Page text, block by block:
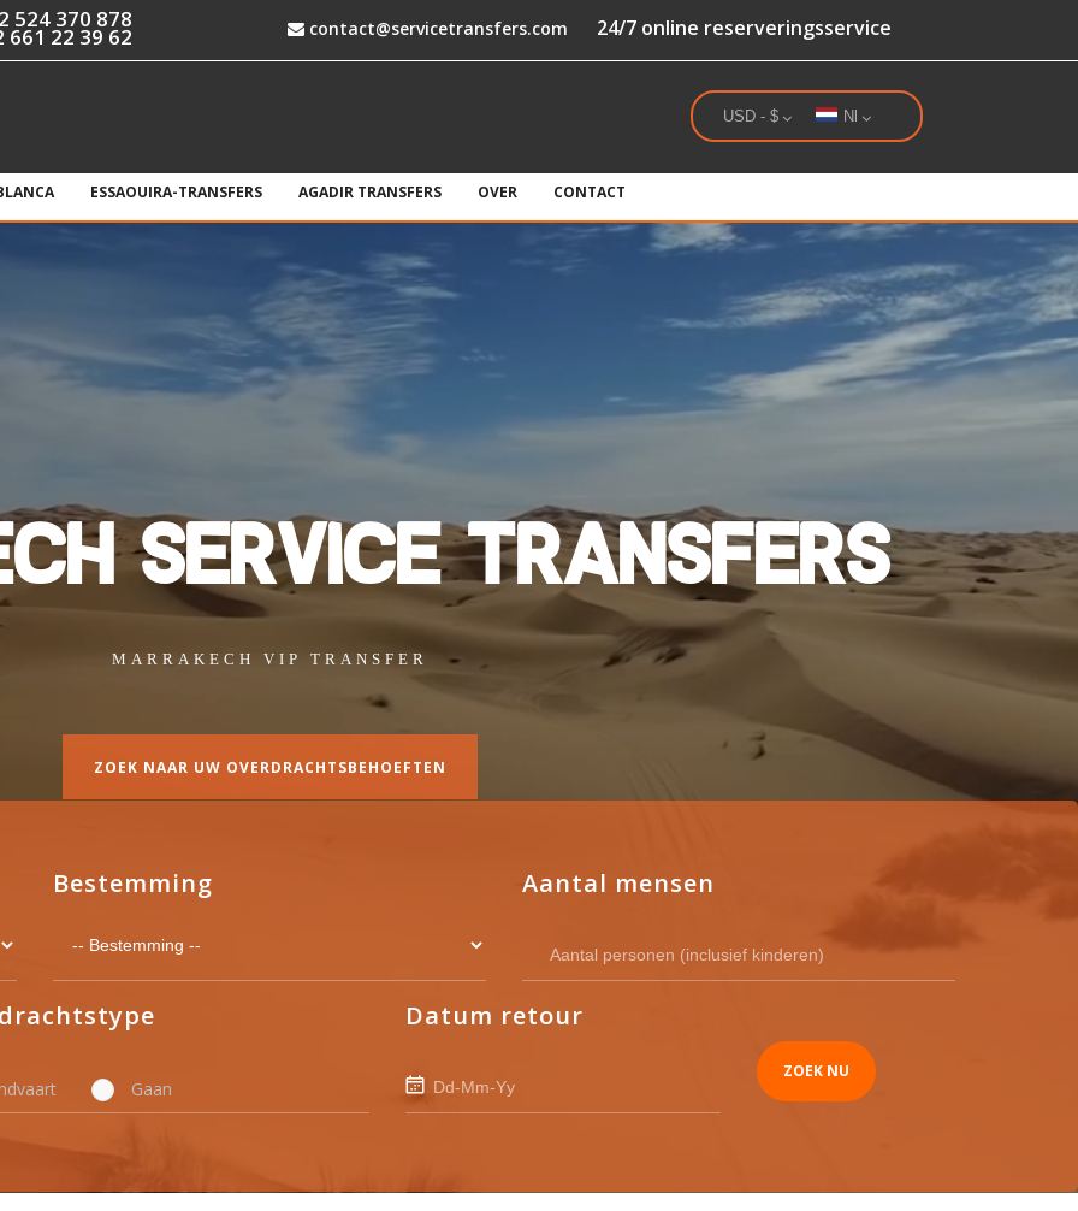
524 370 878
661 22 39 62 contact@servicetransfers.com 24/7 online reserveringsservice
Nl
USD - $
ESSAOUIRA-TRANSFERS AGADIR TRANSFERS OVER CONTACT
CH SERVICE TRANSFERS
MARRAKECH VIP TRANSFER
ZOEK NAAR UW OVERDRACHTSBEHOEFTEN
Bestemming Aantal mensen
Gaan
Datum retour
ZOEK NU